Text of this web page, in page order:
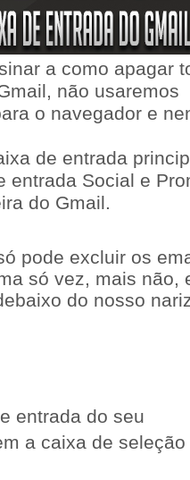
a como apagar
não usaremos
o navegador e
de entrada
entrada Social e
do Gmail.
pode excluir os
só vez, mais não,
do nosso
entrada do seu
a caixa de